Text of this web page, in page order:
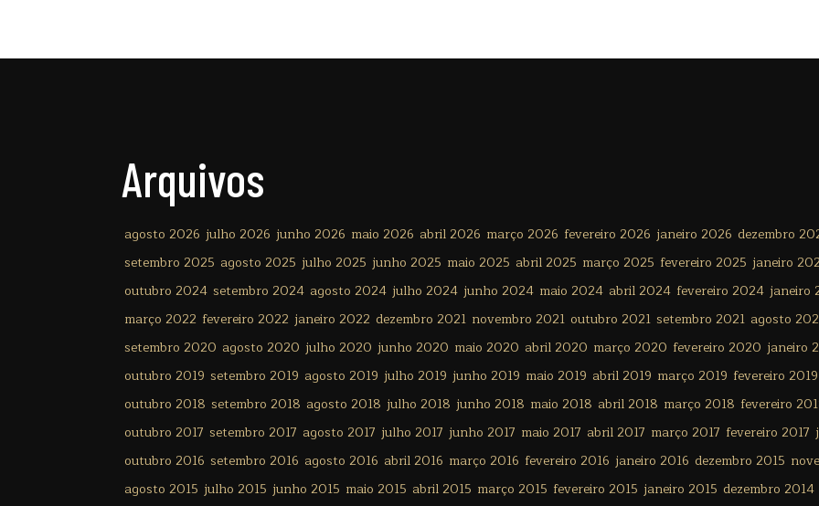
Arquivos
agosto 2026 julho 2026 junho 2026 maio 2026 abril 2026 março 2026 fevereiro 2026 janeiro 2026 dezembro
setembro 2025 agosto 2025 julho 2025 junho 2025 maio 2025 abril 2025 março 2025 fevereiro 2025 janeiro
outubro 2024 setembro 2024 agosto 2024 julho 2024 junho 2024 maio 2024 abril 2024 fevereiro 2024 janeiro
março 2022 fevereiro 2022 janeiro 2022 dezembro 2021 novembro 2021 outubro 2021 setembro 2021 agosto
setembro 2020 agosto 2020 julho 2020 junho 2020 maio 2020 abril 2020 março 2020 fevereiro 2020 janeiro
outubro 2019 setembro 2019 agosto 2019 julho 2019 junho 2019 maio 2019 abril 2019 março 2019 fevereiro 2019
outubro 2018 setembro 2018 agosto 2018 julho 2018 junho 2018 maio 2018 abril 2018 março 2018 fevereiro
outubro 2017 setembro 2017 agosto 2017 julho 2017 junho 2017 maio 2017 abril 2017 março 2017 fevereiro 2017
outubro 2016 setembro 2016 agosto 2016 abril 2016 março 2016 fevereiro 2016 janeiro 2016 dezembro 2015
agosto 2015 julho 2015 junho 2015 maio 2015 abril 2015 março 2015 fevereiro 2015 janeiro 2015 dezembro 2014